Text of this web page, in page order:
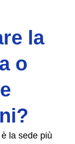
la
o
la sede più